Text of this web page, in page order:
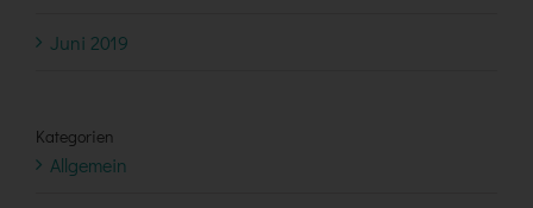
Juni 2019
Kategorien
Allgemein